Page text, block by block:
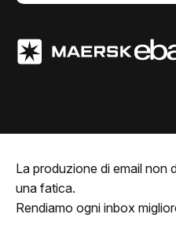
La produzione di email non
una fatica.
Rendiamo ogni inbox